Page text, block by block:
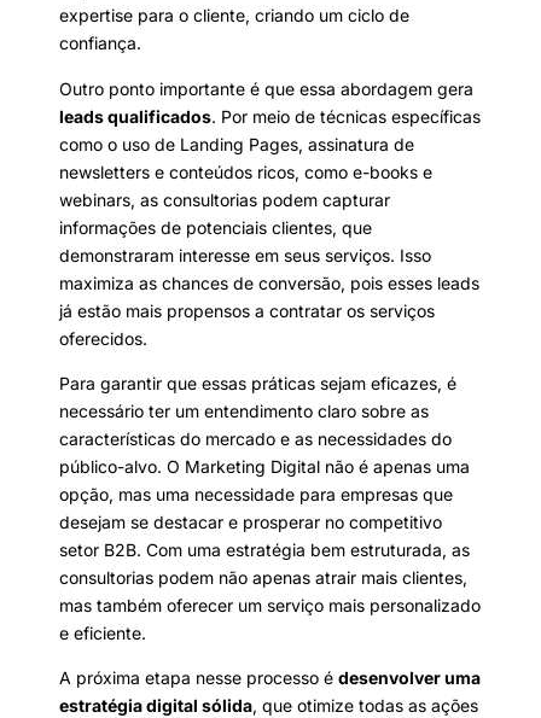
expertise para o cliente, criando um ciclo de
confiança.
Outro ponto importante é que essa abordagem gera
leads qualificados. Por meio de técnicas específicas
como o uso de Landing Pages, assinatura de
newsletters e conteúdos ricos, como e-books e
webinars, as consultorias podem capturar
informações de potenciais clientes, que
demonstraram interesse em seus serviços. Isso
maximiza as chances de conversão, pois esses leads
já estão mais propensos a contratar os serviços
oferecidos.
Para garantir que essas práticas sejam eficazes, é
necessário ter um entendimento claro sobre as
características do mercado e as necessidades do
público-alvo. O Marketing Digital não é apenas uma
opção, mas uma necessidade para empresas que
desejam se destacar e prosperar no competitivo
setor B2B. Com uma estratégia bem estruturada, as
consultorias podem não apenas atrair mais clientes,
mas também oferecer um serviço mais personalizado
e eficiente.
A próxima etapa nesse processo é desenvolver uma
estratégia digital sólida, que otimize todas as ações